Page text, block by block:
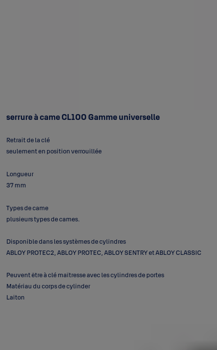
serrure à came CL100 Gamme universelle
Retrait de la clé
seulement en position verrouillée
Longueur
37 mm
Types de came
plusieurs types de cames.
Disponible dans les systèmes de cylindres
ABLOY PROTEC2, ABLOY PROTEC, ABLOY SENTRY et ABLOY CLASSIC
Peuvent être à clé maîtresse avec les cylindres de portes
Matériau du corps de cylinder
Laiton